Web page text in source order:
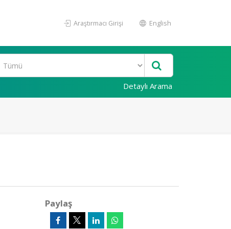
Araştırmacı Girişi English
Detaylı Arama
Paylaş